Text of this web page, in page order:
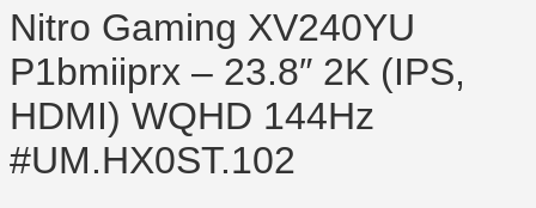
Nitro Gaming XV240YU
P1bmiiprx – 23.8″ 2K (IPS,
HDMI) WQHD 144Hz
#UM.HX0ST.102